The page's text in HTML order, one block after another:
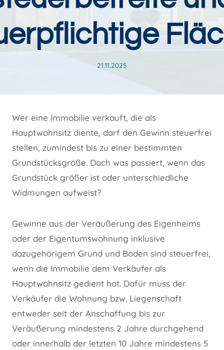
21.11.2025
Wer eine Immobilie verkauft, die als
Hauptwohnsitz diente, darf den Gewinn steuerfrei
stellen, zumindest bis zu einer bestimmten
Grundstücksgröße. Doch was passiert, wenn das
Grundstück größer ist oder unterschiedliche
Widmungen aufweist?
Gewinne aus der Veräußerung des Eigenheims
oder der Eigentumswohnung inklusive
dazugehörigem Grund und Boden sind steuerfrei,
wenn die Immobilie dem Verkäufer als
Hauptwohnsitz gedient hat. Dafür muss der
Verkäufer die Wohnung bzw. Liegenschaft
entweder seit der Anschaffung bis zur
Veräußerung mindestens 2 Jahre durchgehend
oder innerhalb der letzten 10 Jahre mindestens 5